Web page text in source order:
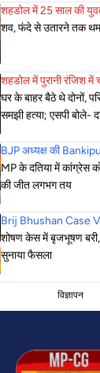
शहडोल में 25 साल की
शव, फंदे से उतारने तक
शहडोल में पुरानी रंजिश में
घर के बाहर बैठे थे दोनों,
समझी हत्या; एसपी बोले-
BJP अध्यक्ष की
MP के दतिया में कांग्रेस
की जीत लगभग तय
Brij Bhushan Case
शोषण केस में बृजभूषण बरी,
सुनाया फैसला
विज्ञापन